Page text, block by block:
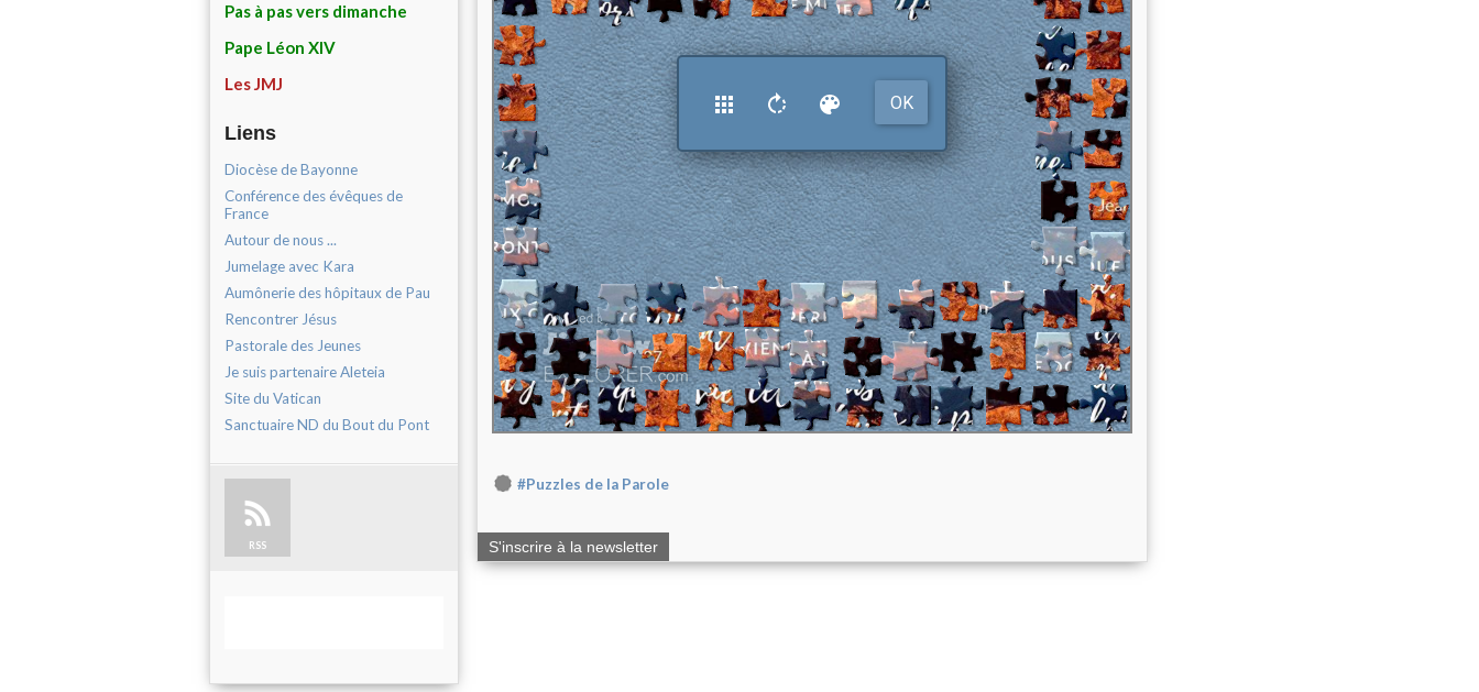
Pas à pas vers dimanche
Pape Léon XIV
Les JMJ
Liens
Diocèse de Bayonne
Conférence des évêques de
France
Autour de nous ...
Jumelage avec Kara
Aumônerie des hôpitaux de Pau
Rencontrer Jésus
Pastorale des Jeunes
Je suis partenaire Aleteia
Site du Vatican
Sanctuaire ND du Bout du Pont
RSS
#Puzzles de la Parole
S'inscrire à la newsletter